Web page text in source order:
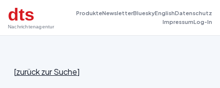
dts
Nachrichtenagentur
ProdukteNewsletterBlueskyEnglishDatenschutz
ImpressumLog-In
[zurück zur Suche]